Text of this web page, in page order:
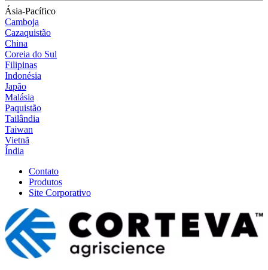
Ásia-Pacífico
Camboja
Cazaquistão
China
Coreia do Sul
Filipinas
Indonésia
Japão
Malásia
Paquistão
Tailândia
Taiwan
Vietnã
Índia
Contato
Produtos
Site Corporativo